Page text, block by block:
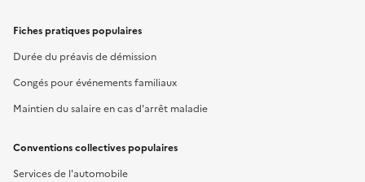
Fiches pratiques populaires
Durée du préavis de démission
Congés pour événements familiaux
Maintien du salaire en cas d'arrêt maladie
Conventions collectives populaires
Services de l'automobile